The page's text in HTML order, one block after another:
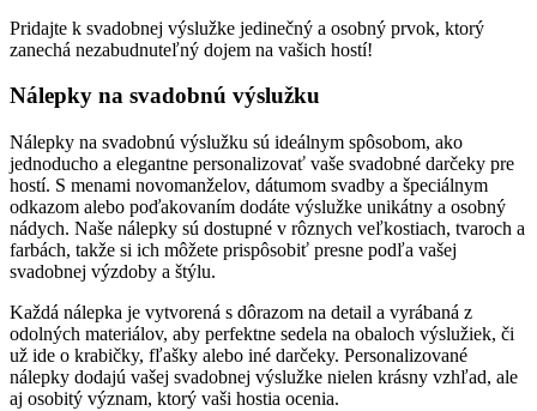
Pridajte k svadobnej výslužke jedinečný a osobný prvok, ktorý
zanechá nezabudnuteľný dojem na vašich hostí!
Nálepky na svadobnú výslužku
Nálepky na svadobnú výslužku sú ideálnym spôsobom, ako
jednoducho a elegantne personalizovať vaše svadobné darčeky pre
hostí. S menami novomanželov, dátumom svadby a špeciálnym
odkazom alebo poďakovaním dodáte výslužke unikátny a osobný
nádych. Naše nálepky sú dostupné v rôznych veľkostiach, tvaroch a
farbách, takže si ich môžete prispôsobiť presne podľa vašej
svadobnej výzdoby a štýlu.
Každá nálepka je vytvorená s dôrazom na detail a vyrábaná z
odolných materiálov, aby perfektne sedela na obaloch výslužiek, či
už ide o krabičky, fľašky alebo iné darčeky. Personalizované
nálepky dodajú vašej svadobnej výslužke nielen krásny vzhľad, ale
aj osobitý význam, ktorý vaši hostia ocenia.